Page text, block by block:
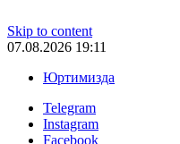
Skip to content
07.08.2026 19:11
Юртимизда
Telegram
Instagram
Facebook